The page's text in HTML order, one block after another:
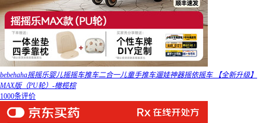
bebehaha摇摇乐婴儿摇摇车推车二合一儿童手推车遛娃神器摇依摇车 【全新升级】
MAX版（PU轮）-橄榄棕
1000条评价